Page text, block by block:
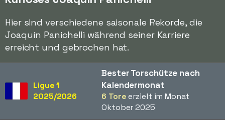
Hier sind verschiedene saisonale Rekorde, die
Joaquín Panichelli während seiner Karriere
erreicht und gebrochen hat.
Ligue 1
2025/2026
Bester Torschütze nach
Kalendermonat
6 Toreerzielt im Monat
Oktober 2025